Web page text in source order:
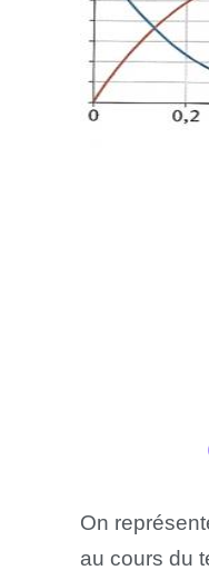
On
au cours du